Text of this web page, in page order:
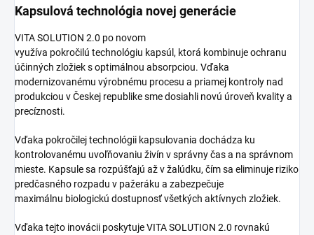
Kapsulová technológia novej generácie
VITA SOLUTION 2.0 po novom
využíva pokročilú technológiu kapsúl, ktorá kombinuje ochranu
účinných zložiek s optimálnou absorpciou. Vďaka
modernizovanému výrobnému procesu a priamej kontroly nad
produkciou v Českej republike sme dosiahli novú úroveň kvality a
precíznosti.
Vďaka pokročilej technológii kapsulovania dochádza ku
kontrolovanému uvoľňovaniu živín v správny čas a na správnom
mieste. Kapsule sa rozpúšťajú až v žalúdku, čím sa eliminuje riziko
predčasného rozpadu v pažeráku a zabezpečuje
maximálnu biologickú dostupnosť všetkých aktívnych zložiek.
Vďaka tejto inovácii poskytuje VITA SOLUTION 2.0 rovnakú